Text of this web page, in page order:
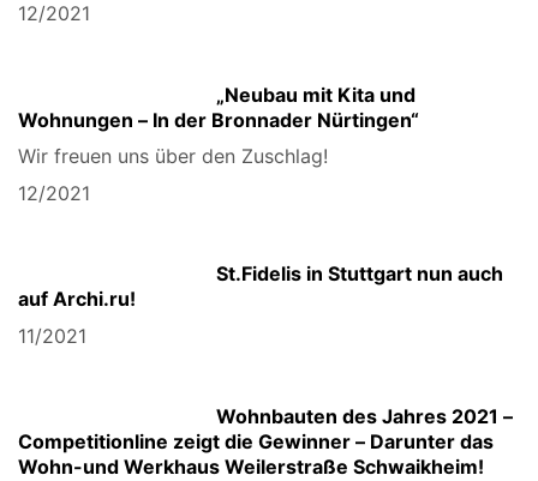
12/2021
„Neubau mit Kita und
Wohnungen – In der Bronnader Nürtingen“
Wir freuen uns über den Zuschlag!
12/2021
St.Fidelis in Stuttgart nun auch
auf Archi.ru!
11/2021
Wohnbauten des Jahres 2021 –
Competitionline zeigt die Gewinner – Darunter das
Wohn-und Werkhaus Weilerstraße Schwaikheim!